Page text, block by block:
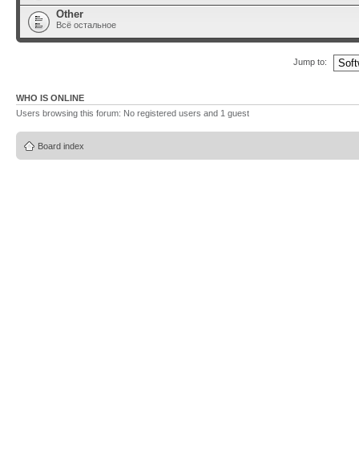
Other
Всё остальное
Jump to:
WHO IS ONLINE
Users browsing this forum: No registered users and 1 guest
Board index